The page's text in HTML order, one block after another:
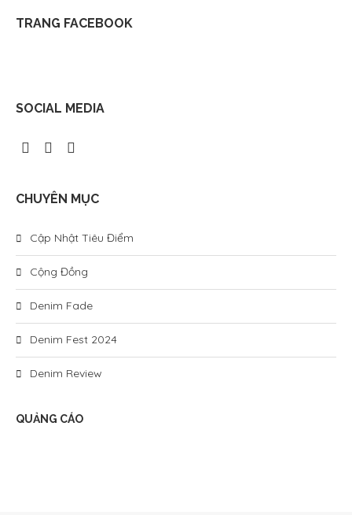
TRANG FACEBOOK
SOCIAL MEDIA
CHUYÊN MỤC
Cập Nhật Tiêu Điểm
Cộng Đồng
Denim Fade
Denim Fest 2024
Denim Review
QUẢNG CÁO